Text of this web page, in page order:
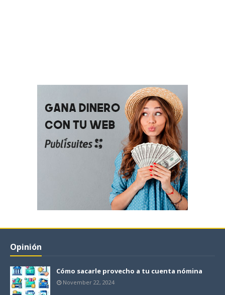
Opinión
Cómo sacarle provecho a tu cuenta nómina
November 22, 2024